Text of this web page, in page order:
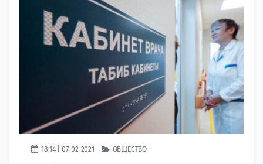
18:14 | 07-02-2021 ОБЩЕСТВО